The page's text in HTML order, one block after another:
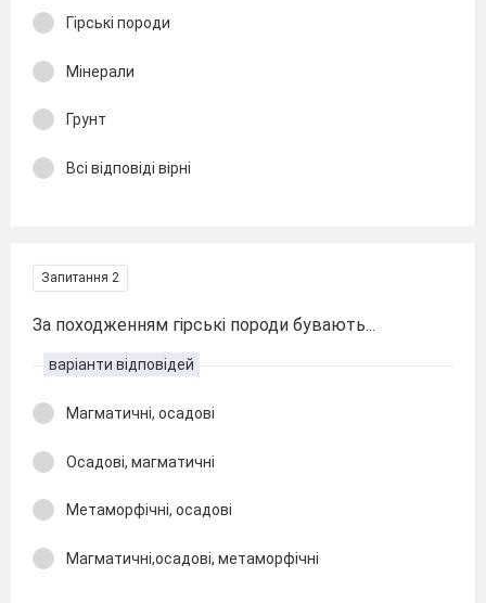
Гірські породи
Мінерали
Грунт
Всі відповіді вірні
Запитання 2
За походженням гірські породи бувають...
варіанти відповідей
Магматичні, осадові
Осадові, магматичні
Метаморфічні, осадові
Магматичні,осадові, метаморфічні